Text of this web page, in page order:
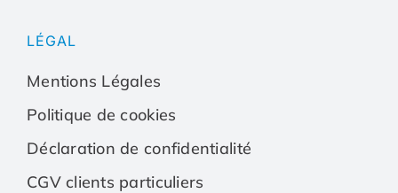
Configurez votre séparateurConfigurez votre
LÉGAL
Mentions Légales
Politique de cookies
Déclaration de confidentialité
CGV clients particuliers